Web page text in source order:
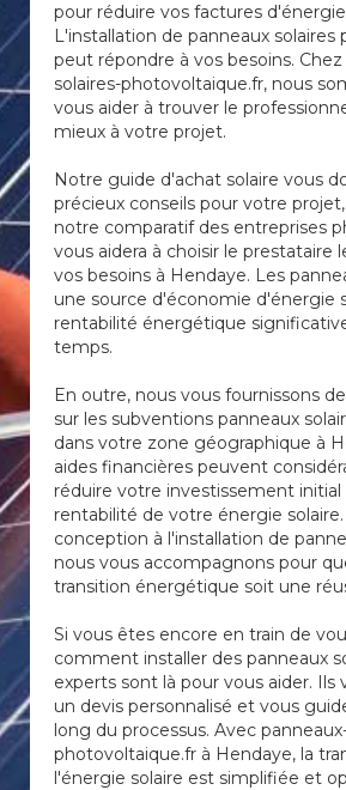
pour réduire vos factures
L'installation de panneaux
peut répondre à vos besoins.
solaires-photovoltaique.fr, nous
vous aider à trouver le
mieux à votre projet.
Notre guide d'achat solaire vous
précieux conseils pour votre
notre comparatif des entreprises
vous aidera à choisir le prestataire
vos besoins à Hendaye. Les
une source d'économie d'énergie
rentabilité énergétique
temps.
En outre, nous vous fournissons
sur les subventions panneaux
dans votre zone géographique à
aides financières peuvent
réduire votre investissement
rentabilité de votre énergie solaire.
conception à l'installation de
nous vous accompagnons pour
transition énergétique soit une
Si vous êtes encore en train de
comment installer des panneaux
experts sont là pour vous aider. Ils
un devis personnalisé et vous
long du processus. Avec
photovoltaique.fr à Hendaye, la
l'énergie solaire est simplifiée et